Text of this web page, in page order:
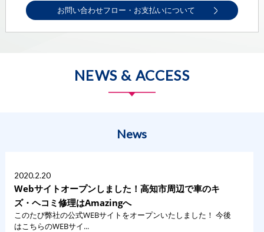
お問い合わせフロー・お支払いについて
NEWS & ACCESS
News
2020.2.20
Webサイトオープンしました！高知市周辺で車のキ
ズ・ヘコミ修理はAmazingへ
このたび弊社の公式WEBサイトをオープンいたしました！ 今後
はこちらのWEBサイ...